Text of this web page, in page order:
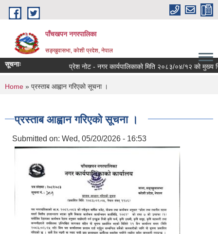
Skip to main content
पाँचखपन नगरपालिका
सङ्खु‍वासभा, कोशी प्रदेश, नेपाल
सूचनाः प्रेश नोट - नगर कार्यपालिकाको मिति २०८३/०४/१२ को मुख्य
You are here
Home » प्रस्ताब आह्वान गरिएको सूचना ।
प्रस्ताब आह्वान गरिएको सूचना ।
Submitted on: Wed, 05/20/2026 - 16:53